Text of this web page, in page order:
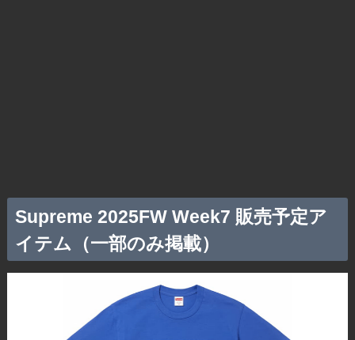
Supreme 2025FW Week7 販売予定ア
イテム（一部のみ掲載）